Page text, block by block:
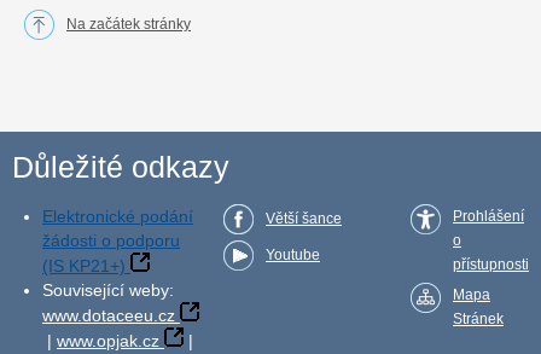
Na začátek stránky
Důležité odkazy
Elektronické podání
žádosti o podporu
(IS KP21+)
Související weby:
www.dotaceeu.cz
| www.opjak.cz
|
Větší šance
Youtube
Prohlášení
o
přístupnosti
Mapa
Stránek